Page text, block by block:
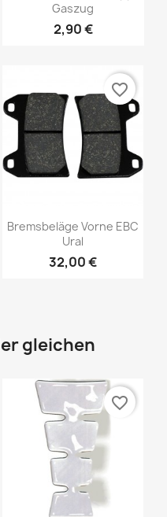
Gaszug
2,90 €
Bremsbeläge Vorne EBC
Ural
32,00 €
favorite_border
gleichen
favorite_border